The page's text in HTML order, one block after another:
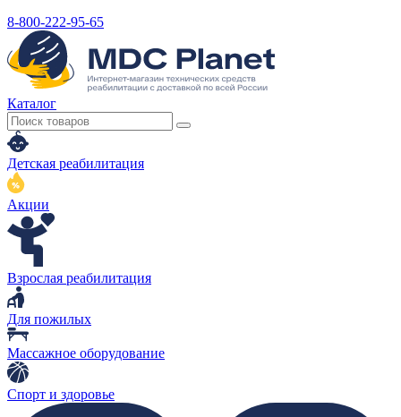
8-800-222-95-65
Каталог
Детская реабилитация
Акции
Взрослая реабилитация
Для пожилых
Массажное оборудование
Спорт и здоровье